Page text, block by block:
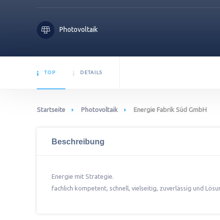
Photovoltaik
TOP DETAILS
Startseite Photovoltaik Energie Fabrik Süd GmbH
Beschreibung
Energie mit Strategie.
fachlich kompetent, schnell, vielseitig, zuverlässig und